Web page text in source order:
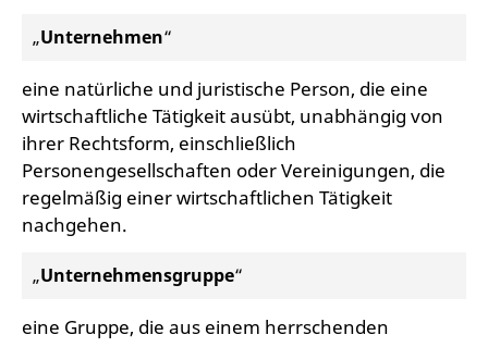
„Unternehmen“
eine natürliche und juristische Person, die eine
wirtschaftliche Tätigkeit ausübt, unabhängig von
ihrer Rechtsform, einschließlich
Personengesellschaften oder Vereinigungen, die
regelmäßig einer wirtschaftlichen Tätigkeit
nachgehen.
„Unternehmensgruppe“
eine Gruppe, die aus einem herrschenden